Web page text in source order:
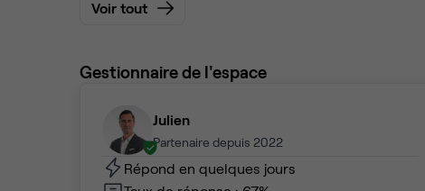
Voir tout
Gestionnaire de l'espace
Julien
Partenaire depuis 2022
Répond en quelques jours